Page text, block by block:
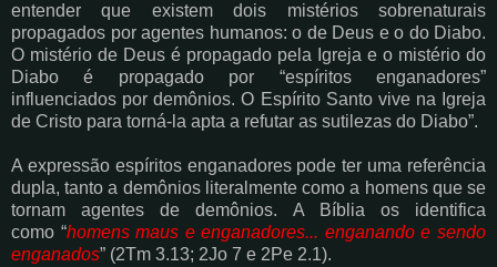
entender que existem dois mistérios sobrenaturais
propagados por agentes humanos: o de Deus e o do Diabo.
O mistério de Deus é propagado pela Igreja e o mistério do
Diabo é propagado por “espíritos enganadores”
influenciados por demônios. O Espírito Santo vive na Igreja
de Cristo para torná-la apta a refutar as sutilezas do Diabo”.
A expressão espíritos enganadores pode ter uma referência
dupla, tanto a demônios literalmente como a homens que se
tornam agentes de demônios. A Bíblia os identifica
como “homens maus e enganadores... enganando e sendo
enganados” (2Tm 3.13; 2Jo 7 e 2Pe 2.1).